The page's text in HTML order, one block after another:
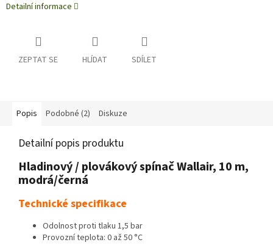
Detailní informace
ZEPTAT SE HLÍDAT SDÍLET
Popis Podobné (2) Diskuze
Detailní popis produktu
Hladinový / plovákový spínač Wallair, 10 m,
modrá/černá
Technické specifikace
Odolnost proti tlaku 1,5 bar
Provozní teplota: 0 až 50 °C